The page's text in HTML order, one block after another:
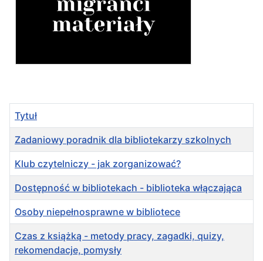
Tytuł
Zadaniowy poradnik dla bibliotekarzy szkolnych
Klub czytelniczy - jak zorganizować?
Dostępność w bibliotekach - biblioteka włączająca
Osoby niepełnosprawne w bibliotece
Czas z książką - metody pracy, zagadki, quizy,
rekomendacje, pomysły